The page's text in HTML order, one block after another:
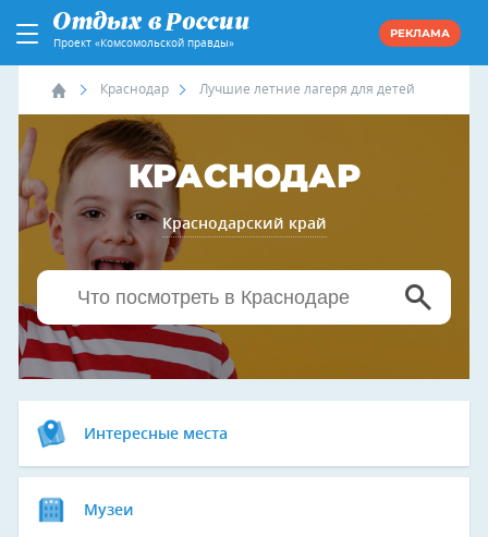
Проект «Комсомольской правды»
РЕКЛАМА
Краснодар Лучшие летние лагеря для детей
КРАСНОДАР
Краснодарский край
Интересные места
Музеи